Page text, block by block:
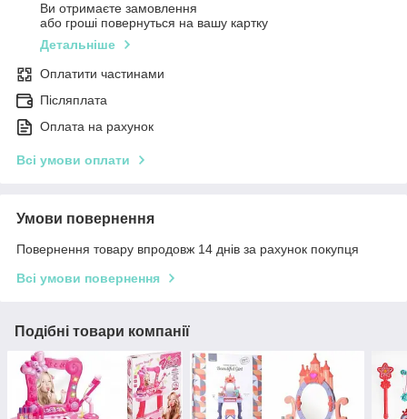
Ви отримаєте замовлення
або гроші повернуться на вашу картку
Детальніше
Оплатити частинами
Післяплата
Оплата на рахунок
Всі умови оплати
Умови повернення
Повернення товару впродовж 14 днів за рахунок покупця
Всі умови повернення
Подібні товари компанії